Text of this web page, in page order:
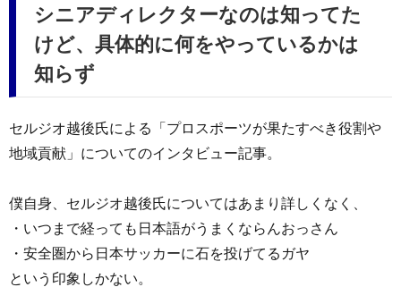
シニアディレクターなのは知ってた
けど、具体的に何をやっているかは
知らず
セルジオ越後氏による「プロスポーツが果たすべき役割や
地域貢献」についてのインタビュー記事。
僕自身、セルジオ越後氏についてはあまり詳しくなく、
・いつまで経っても日本語がうまくならんおっさん
・安全圏から日本サッカーに石を投げてるガヤ
という印象しかない。